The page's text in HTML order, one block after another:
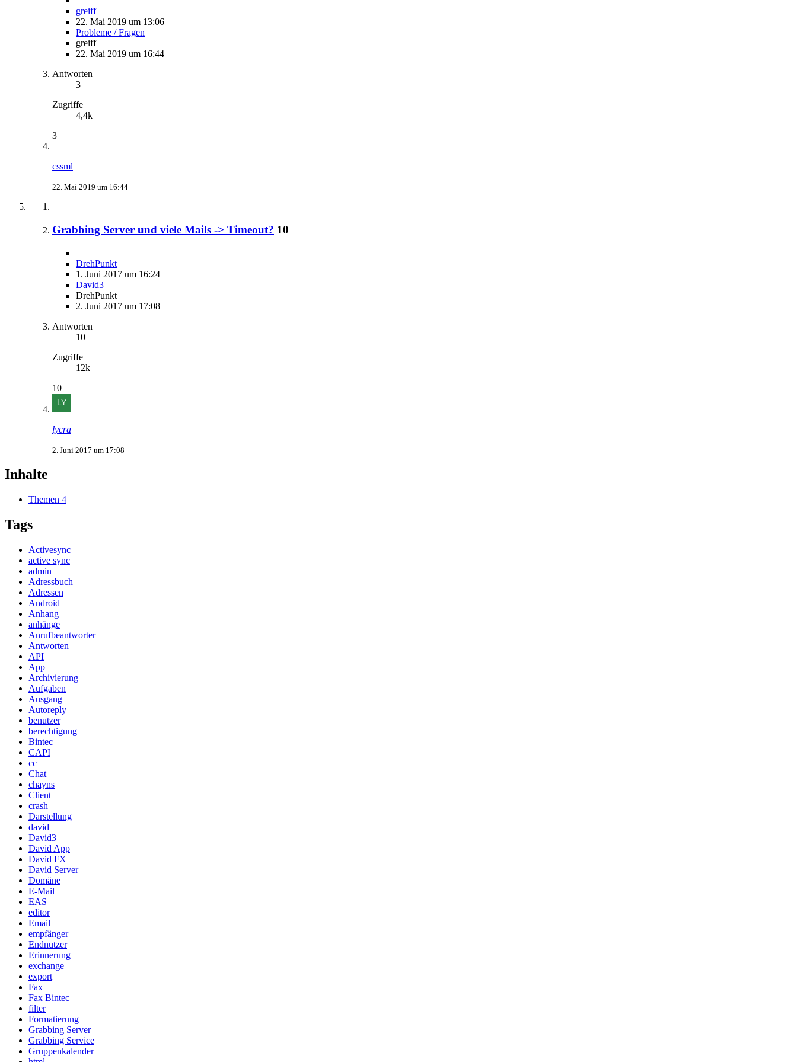
greiff
22. Mai 2019 um 13:06
Probleme / Fragen
greiff
22. Mai 2019 um 16:44
Antworten
3
Zugriffe
4,4k
3
cssml
22. Mai 2019 um 16:44
Grabbing Server und viele Mails -> Timeout? 10
DrehPunkt
1. Juni 2017 um 16:24
David3
DrehPunkt
2. Juni 2017 um 17:08
Antworten
10
Zugriffe
12k
10
lycra
2. Juni 2017 um 17:08
Inhalte
Themen 4
Tags
Activesync
active sync
admin
Adressbuch
Adressen
Android
Anhang
anhänge
Anrufbeantworter
Antworten
API
App
Archivierung
Aufgaben
Ausgang
Autoreply
benutzer
berechtigung
Bintec
CAPI
cc
Chat
chayns
Client
crash
Darstellung
david
David3
David App
David FX
David Server
Domäne
E-Mail
EAS
editor
Email
empfänger
Endnutzer
Erinnerung
exchange
export
Fax
Fax Bintec
filter
Formatierung
Grabbing Server
Grabbing Service
Gruppenkalender